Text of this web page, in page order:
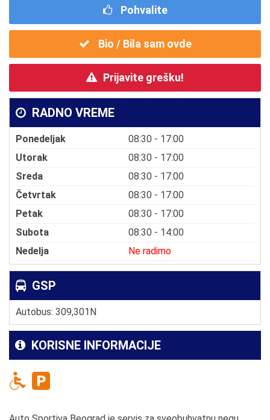
Pohvalite
Bio / Bila sam ovde
Prijavite grešku!
RADNO VREME
Ponedeljak
08:30 - 17:00
Utorak
08:30 - 17:00
Sreda
08:30 - 17:00
Četvrtak
08:30 - 17:00
Petak
08:30 - 17:00
Subota
08:30 - 14:00
Nedelja
Ne radimo
GSP
Autobus: 309,301N
KORISNE INFORMACIJE